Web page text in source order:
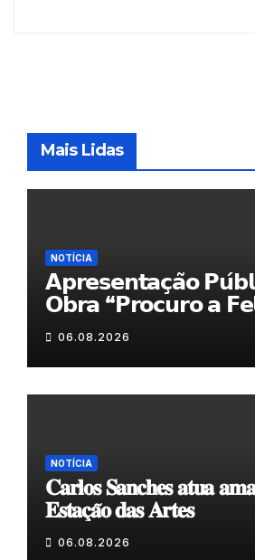
Mais Lidas
NOTÍCIA
𝗔𝗽𝗿𝗲𝘀𝗲𝗻𝘁𝗮𝗰̧𝗮̃𝗼
𝗢𝗯𝗿𝗮 “𝗣𝗿𝗼𝗰𝘂𝗿𝗼 𝗮
𝗲𝗹𝗮 𝗺𝗼𝗿𝗮 𝗰𝗼𝗺𝗶𝗴𝗼”
06.08.2026
NOTÍCIA
𝐂𝐚𝐫𝐥𝐨𝐬 𝐒𝐚𝐧𝐜𝐡𝐞𝐬 𝐚𝐭𝐮𝐚
𝐄𝐬𝐭𝐚𝐜̧𝐚̃𝐨 𝐝𝐚𝐬 𝐀𝐫𝐭𝐞𝐬
06.08.2026